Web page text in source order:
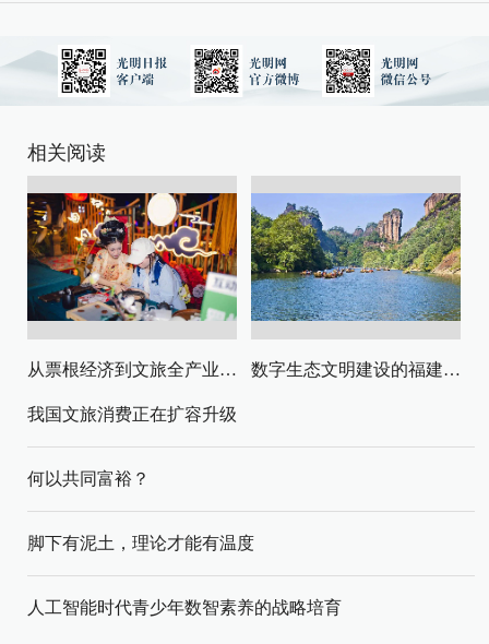
相关阅读
从票根经济到文旅全产业链升级 数字生态文明建设的福建路径与启示
我国文旅消费正在扩容升级
何以共同富裕？
脚下有泥土，理论才能有温度
人工智能时代青少年数智素养的战略培育